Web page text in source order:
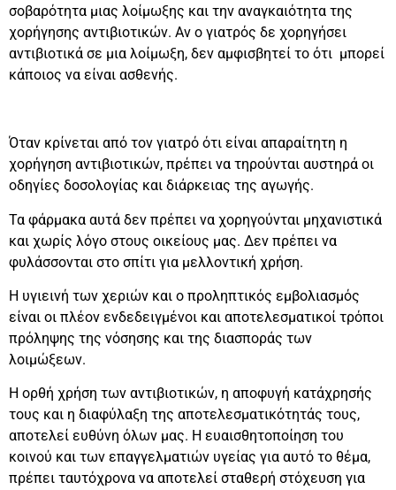
σοβαρότητα μιας λοίμωξης και την αναγκαιότητα της
χορήγησης αντιβιοτικών. Αν ο γιατρός δε χορηγήσει
αντιβιοτικά σε μια λοίμωξη, δεν αμφισβητεί το ότι μπορεί
κάποιος να είναι ασθενής.
Όταν κρίνεται από τον γιατρό ότι είναι απαραίτητη η
χορήγηση αντιβιοτικών, πρέπει να τηρούνται αυστηρά οι
οδηγίες δοσολογίας και διάρκειας της αγωγής.
Τα φάρμακα αυτά δεν πρέπει να χορηγούνται μηχανιστικά
και χωρίς λόγο στους οικείους μας. Δεν πρέπει να
φυλάσσονται στο σπίτι για μελλοντική χρήση.
Η υγιεινή των χεριών και ο προληπτικός εμβολιασμός
είναι οι πλέον ενδεδειγμένοι και αποτελεσματικοί τρόποι
πρόληψης της νόσησης και της διασποράς των
λοιμώξεων.
Η ορθή χρήση των αντιβιοτικών, η αποφυγή κατάχρησής
τους και η διαφύλαξη της αποτελεσματικότητάς τους,
αποτελεί ευθύνη όλων μας. Η ευαισθητοποίηση του
κοινού και των επαγγελματιών υγείας για αυτό το θέμα,
πρέπει ταυτόχρονα να αποτελεί σταθερή στόχευση για